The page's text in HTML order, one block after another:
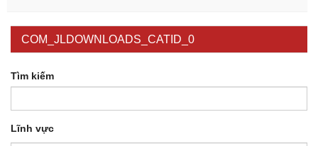
COM_JLDOWNLOADS_CATID_0
Tìm kiếm
Lĩnh vực